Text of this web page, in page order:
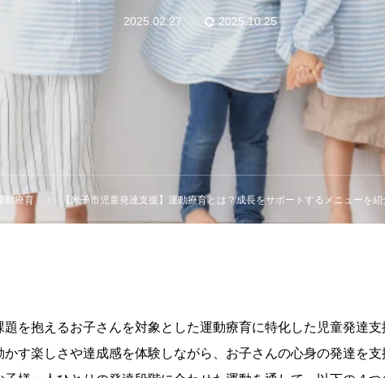
2025.02.27 2025.10.25
運動療育 【米子市児童発達支援】運動療育とは？成長をサポートするメニューを紹
を抱えるお子さんを対象とした運動療育に特化した児童発達
かす楽しさや達成感を体験しながら、お子さんの心身の発達を